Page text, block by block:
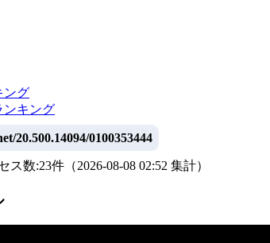
ング
ンキング
20.500.14094/0100353444
ス数:23件 （2026-08-08 02:52 集計）